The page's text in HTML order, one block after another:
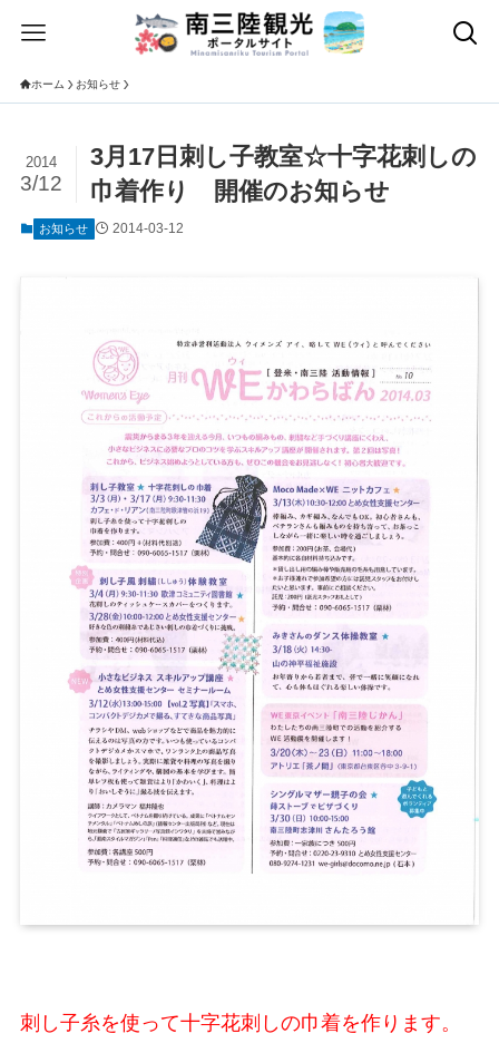
ホーム お知らせ
3月17日刺し子教室☆十字花刺しの
巾着作り 開催のお知らせ
2014
3/12
お知らせ 2014-03-12
刺し子糸を使って十字花刺しの巾着を作ります。